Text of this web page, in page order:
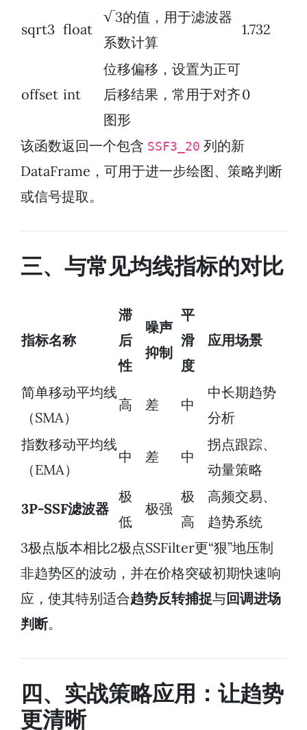
sqrt3 float
√3的值，用于滤波器
系数计算
1.732
offset int
位移偏移，设置为正可
后移结果，常用于对齐
图形
0
该函数返回一个包含 SSF3_20 列的新
DataFrame，可用于进一步绘图、策略判断
或信号提取。
三、与常见均线指标的对比
指标名称
滞
后
性
噪声
抑制
平
滑
度
应用场景
简单移动平均线
（SMA）
高 差 中
中长期趋势
分析
指数移动平均线
（EMA）
中 差 中
拐点跟踪、
动量策略
3P-SSF滤波器
极
低
极强
极
高
高频交易、
趋势系统
3极点版本相比2极点SSFilter更“狠”地压制
非趋势区的波动，并在价格突破初期快速响
应，使其特别适合趋势反转捕捉与回调进场
判断。
四、实战策略应用：让趋势
更清晰